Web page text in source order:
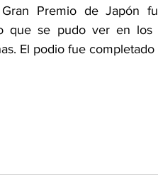
Premio de Japón
que se pudo ver en los
El podio fue